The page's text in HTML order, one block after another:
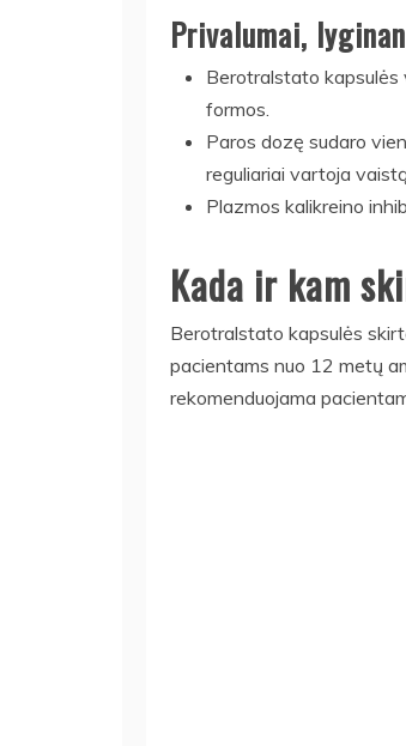
Privalumai,
Berotralstato kapsulės
formos.
Paros dozę sudaro
reguliariai vartoja
Plazmos kalikreino
Kada ir kam
Berotralstato kapsulės
pacientams nuo 12 metų
rekomenduojama